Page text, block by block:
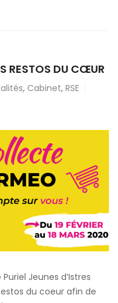
RESTOS DU CŒUR
, Cabinet, RSE
Jeunes d’Istres
du coeur afin de